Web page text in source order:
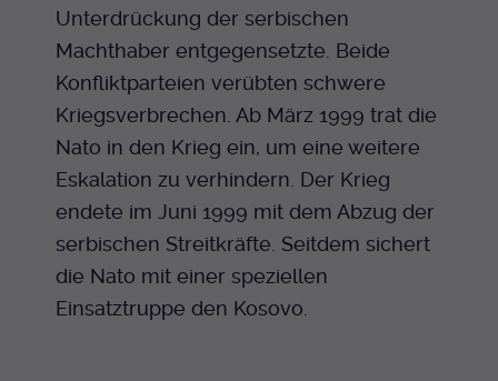
Unterdrückung der serbischen
Machthaber entgegensetzte. Beide
Konfliktparteien verübten schwere
Kriegsverbrechen. Ab März 1999 trat die
Nato in den Krieg ein, um eine weitere
Eskalation zu verhindern. Der Krieg
endete im Juni 1999 mit dem Abzug der
serbischen Streitkräfte. Seitdem sichert
die Nato mit einer speziellen
Einsatztruppe den Kosovo.